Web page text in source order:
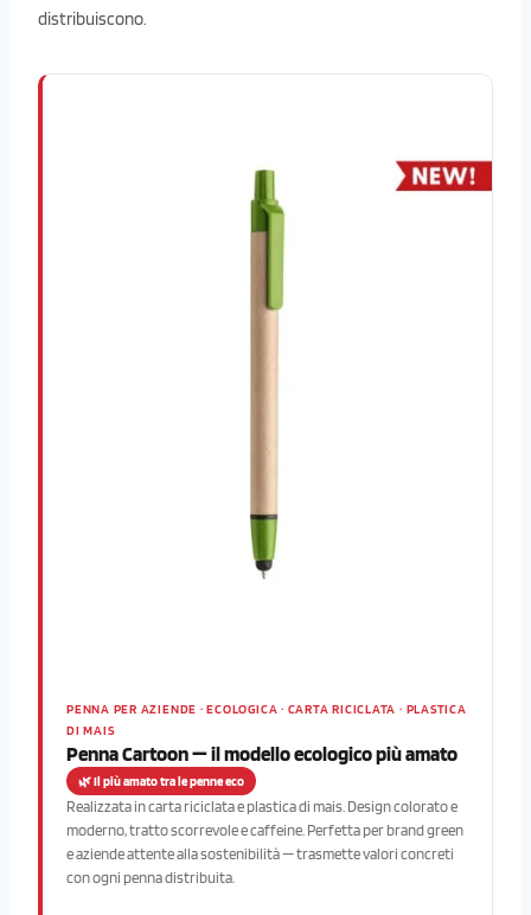
distribuiscono.
PENNA PER AZIENDE · ECOLOGICA · CARTA RICICLATA · PLASTICA
DI MAIS
Penna Cartoon — il modello ecologico più amato
🌿 Il più amato tra le penne eco
Realizzata in carta riciclata e plastica di mais. Design colorato e
moderno, tratto scorrevole e caffeine. Perfetta per brand green
e aziende attente alla sostenibilità — trasmette valori concreti
con ogni penna distribuita.